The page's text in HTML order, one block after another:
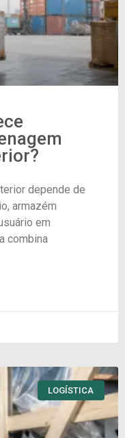
depende de
armazém
em
combina
LOGÍSTICA